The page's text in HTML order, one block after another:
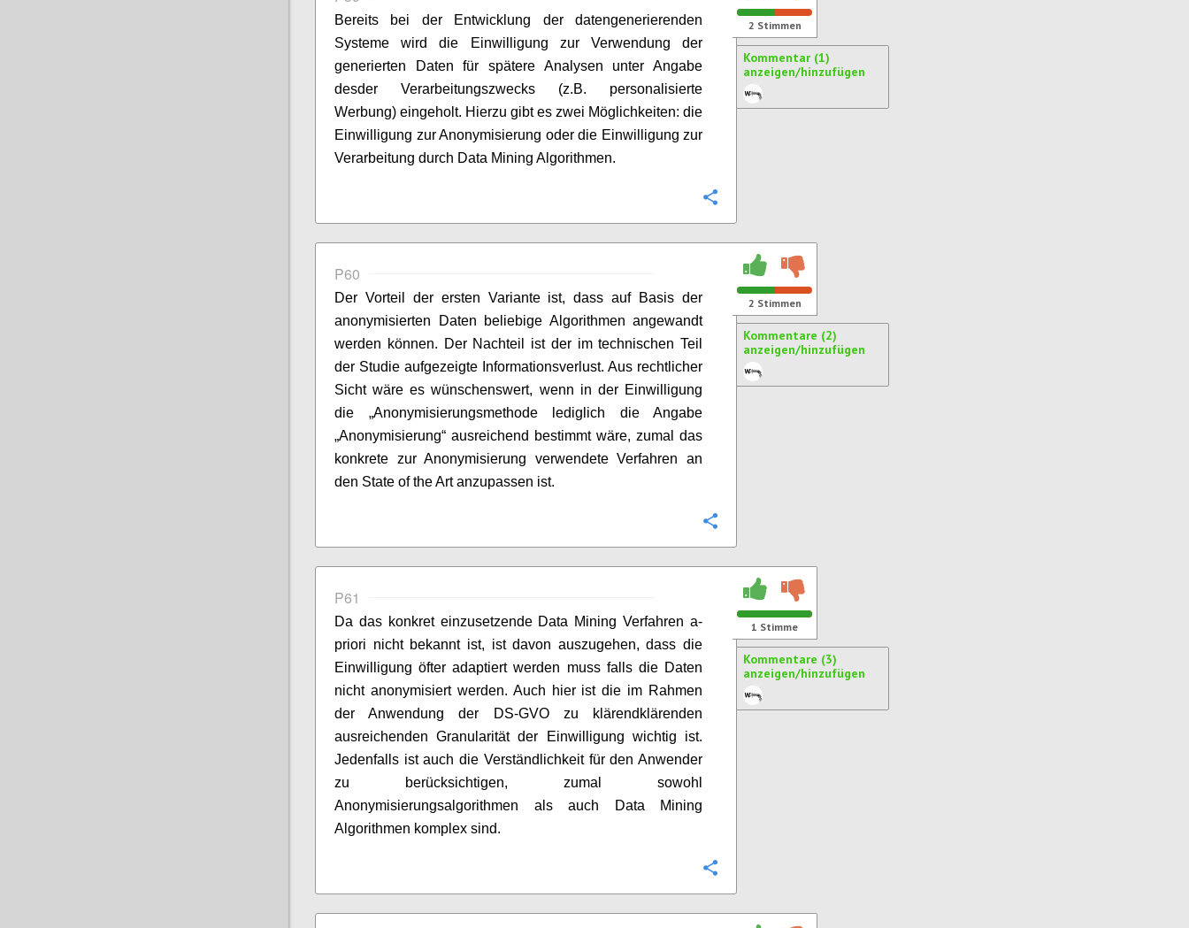
Bereits bei der Entwicklung der datengenerierenden
Systeme wird die Einwilligung zur Verwendung der
generierten Daten für spätere Analysen unter Angabe
desder Verarbeitungszwecks (z.B. personalisierte
Werbung) eingeholt. Hierzu gibt es zwei Möglichkeiten: die
Einwilligung zur Anonymisierung oder die Einwilligung zur
Verarbeitung durch Data Mining Algorithmen.
2 Stimmen
Kommentar (1)
anzeigen/hinzufügen
P60
Der Vorteil der ersten Variante ist, dass auf Basis der
anonymisierten Daten beliebige Algorithmen angewandt
werden können. Der Nachteil ist der im technischen Teil
der Studie aufgezeigte Informationsverlust. Aus rechtlicher
Sicht wäre es wünschenswert, wenn in der Einwilligung
die „Anonymisierungsmethode lediglich die Angabe
„Anonymisierung“ ausreichend bestimmt wäre, zumal das
konkrete zur Anonymisierung verwendete Verfahren an
den State of the Art anzupassen ist.
2 Stimmen
Kommentare (2)
anzeigen/hinzufügen
P61
Da das konkret einzusetzende Data Mining Verfahren a-
priori nicht bekannt ist, ist davon auszugehen, dass die
Einwilligung öfter adaptiert werden muss falls die Daten
nicht anonymisiert werden. Auch hier ist die im Rahmen
der Anwendung der DS-GVO zu klärendklärenden
ausreichenden Granularität der Einwilligung wichtig ist.
Jedenfalls ist auch die Verständlichkeit für den Anwender
zu berücksichtigen, zumal sowohl
Anonymisierungsalgorithmen als auch Data Mining
Algorithmen komplex sind.
1 Stimme
Kommentare (3)
anzeigen/hinzufügen